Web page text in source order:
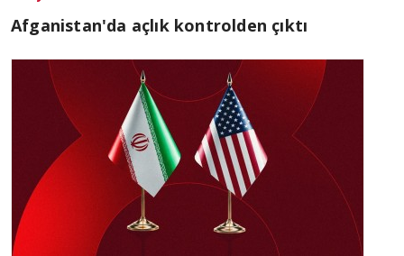
Afganistan'da açlık kontrolden çıktı